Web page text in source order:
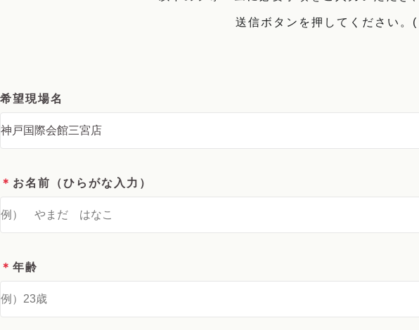
送信ボタンを押してください。 (
希望現場名
＊ お名前（ひらがな入力）
＊ 年齢